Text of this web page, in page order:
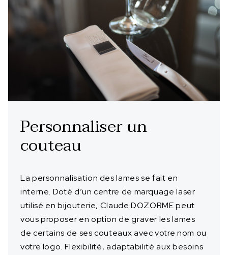
Personnaliser un
couteau
La personnalisation des lames se fait en
interne. Doté d’un centre de marquage laser
utilisé en bijouterie, Claude DOZORME peut
vous proposer en option de graver les lames
de certains de ses couteaux avec votre nom ou
votre logo. Flexibilité, adaptabilité aux besoins